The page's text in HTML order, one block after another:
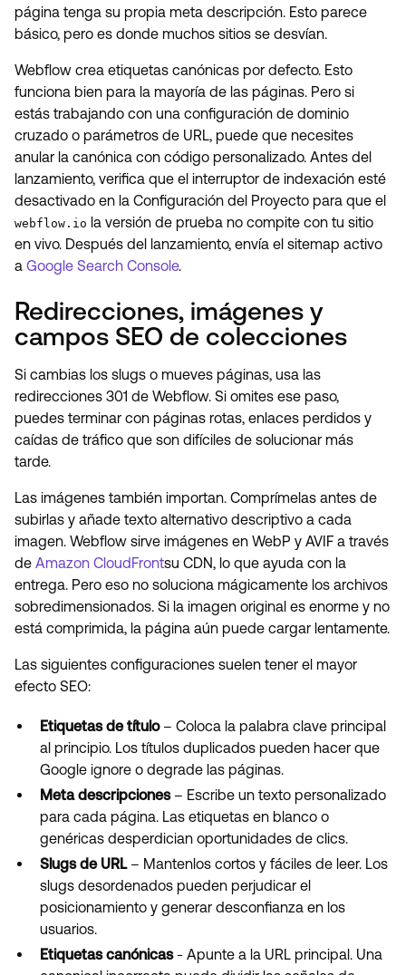
página tenga su propia meta descripción. Esto parece
básico, pero es donde muchos sitios se desvían.
Webflow crea etiquetas canónicas por defecto. Esto
funciona bien para la mayoría de las páginas. Pero si
estás trabajando con una configuración de dominio
cruzado o parámetros de URL, puede que necesites
anular la canónica con código personalizado. Antes del
lanzamiento, verifica que el interruptor de indexación esté
desactivado en la Configuración del Proyecto para que el
webflow.io la versión de prueba no compite con tu sitio
en vivo. Después del lanzamiento, envía el sitemap activo
a Google Search Console.
Redirecciones, imágenes y
campos SEO de colecciones
Si cambias los slugs o mueves páginas, usa las
redirecciones 301 de Webflow. Si omites ese paso,
puedes terminar con páginas rotas, enlaces perdidos y
caídas de tráfico que son difíciles de solucionar más
tarde.
Las imágenes también importan. Comprímelas antes de
subirlas y añade texto alternativo descriptivo a cada
imagen. Webflow sirve imágenes en WebP y AVIF a través
de Amazon CloudFrontsu CDN, lo que ayuda con la
entrega. Pero eso no soluciona mágicamente los archivos
sobredimensionados. Si la imagen original es enorme y no
está comprimida, la página aún puede cargar lentamente.
Las siguientes configuraciones suelen tener el mayor
efecto SEO:
Etiquetas de título– Coloca la palabra clave principal
al principio. Los títulos duplicados pueden hacer que
Google ignore o degrade las páginas.
Meta descripciones– Escribe un texto personalizado
para cada página. Las etiquetas en blanco o
genéricas desperdician oportunidades de clics.
Slugs de URL– Mantenlos cortos y fáciles de leer. Los
slugs desordenados pueden perjudicar el
posicionamiento y generar desconfianza en los
usuarios.
Etiquetas canónicas- Apunte a la URL principal. Una